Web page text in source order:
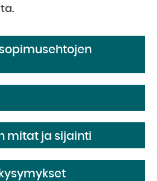
mitat ja sijainti